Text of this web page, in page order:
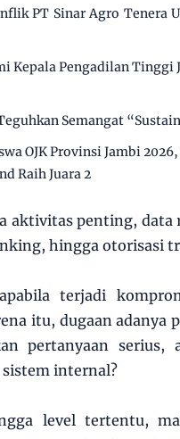
PT Sinar Agro Tenera
Kepala Pengadilan Tinggi
Semangat
OJK Provinsi Jambi
Raih Juara 2
aktivitas penting,
hingga otorisasi
terjadi
itu, dugaan adanya
pertanyaan serius,
sistem internal?
level tertentu,